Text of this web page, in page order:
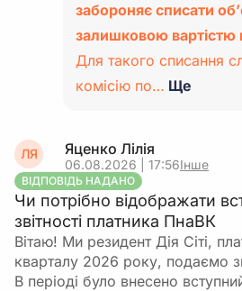
забороняє списати
залишковою вартістю
Для такого списання
комісію по… Ще
ЛЯ Яценко Лілія
06.08.2026 | 17:56Інше
ВІДПОВІДЬ НАДАНО
Чи потрібно відображати
звітності платника ПнаВК
Вітаю! Ми резидент Дія Сіті,
кварталу 2026 року, подаємо
В періоді було внесено